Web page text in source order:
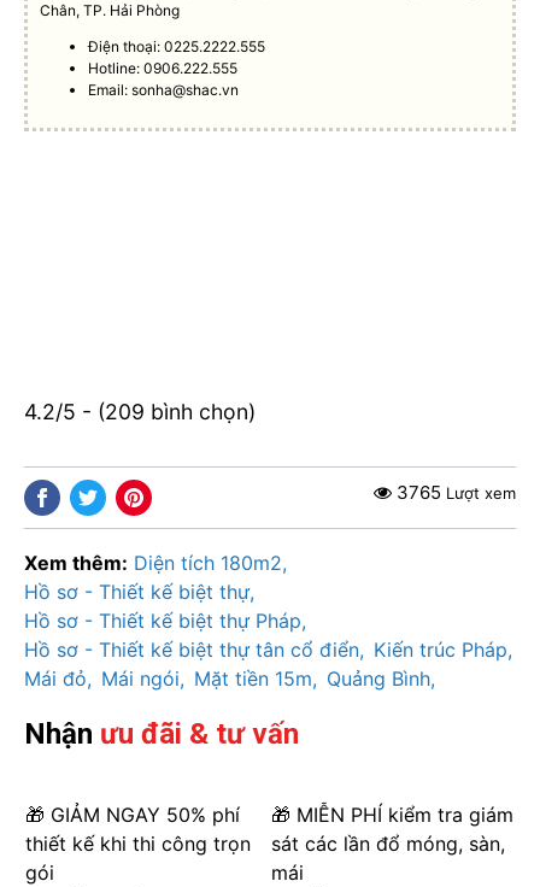
Chân, TP. Hải Phòng
Điện thoại: 0225.2222.555
Hotline: 0906.222.555
Email:sonha@shac.vn
4.2/5 - (209 bình chọn)
3765 Lượt xem
Xem thêm: Diện tích 180m2
Hồ sơ - Thiết kế biệt thự
Hồ sơ - Thiết kế biệt thự Pháp
Hồ sơ - Thiết kế biệt thự tân cổ điển
Kiến trúc Pháp
Mái đỏ
Mái ngói Mặt tiền 15m Quảng Bình
Nhận ưu đãi & tư vấn
🎁 GIẢM NGAY 50% phí
thiết kế khi thi công trọn
gói
🎁 MIỄN PHÍ kiểm tra giám
sát các lần đổ móng, sàn,
mái